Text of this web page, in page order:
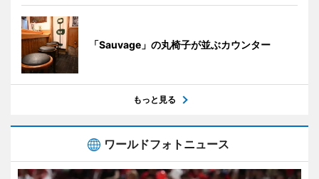
「Sauvage」の丸椅子が並ぶカウンター
もっと見る
ワールドフォトニュース